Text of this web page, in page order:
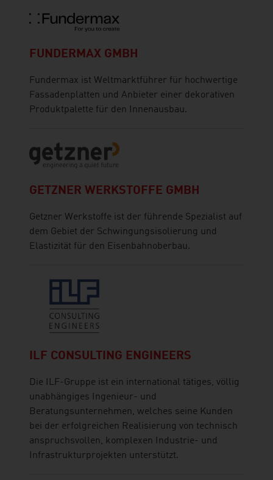
FUNDERMAX GMBH
Fundermax ist Weltmarktführer für hochwertige
Fassadenplatten und Anbieter einer dekorativen
Produktpalette für den Innenausbau.
GETZNER WERKSTOFFE GMBH
Getzner Werkstoffe ist der führende Spezialist auf
dem Gebiet der Schwingungsisolierung und
Elastizität für den Eisenbahnoberbau.
ILF CONSULTING ENGINEERS
Die ILF-Gruppe ist ein international tätiges, völlig
unabhängiges Ingenieur- und
Beratungsunternehmen, welches seine Kunden
bei der erfolgreichen Realisierung von technisch
anspruchsvollen, komplexen Industrie- und
Infrastrukturprojekten unterstützt.